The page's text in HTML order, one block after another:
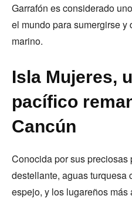
Garrafón es considerado
el mundo para sumergirse
marino.
Isla Mujeres,
pacífico
Cancún
Conocida por sus
destellante, aguas turquesa
espejo, y los lugareños más